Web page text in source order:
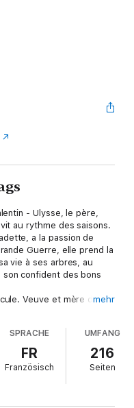
- Ulysse, le père,
au rythme des saisons.
a la passion de
Guerre, elle prend la
vie à ses arbres, au
confident des bons
Veuve et mère d'une
de la poliomyélite,
mehr
SPRACHE
FR
Französisch
UMFANG
216
Seiten